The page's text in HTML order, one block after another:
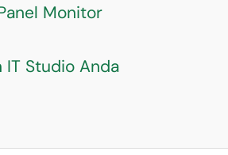
Monitor
IT Studio Anda